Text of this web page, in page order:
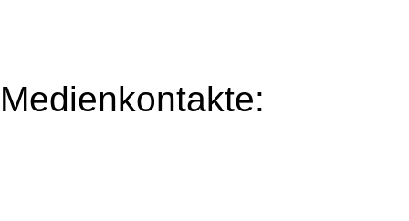
Medienkontakte: